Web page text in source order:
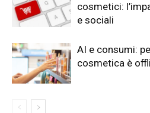
cosmetici:
e sociali
AI e consumi:
cosmetica è